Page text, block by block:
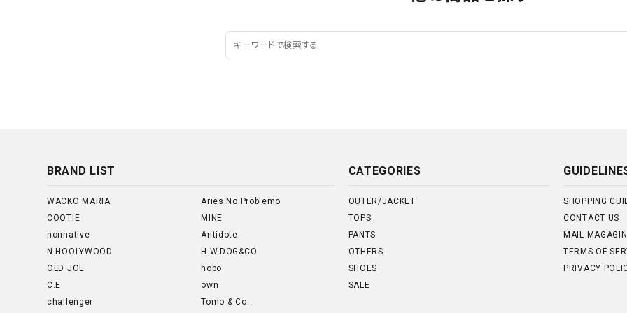
BRAND LIST
WACKO MARIA
COOTIE
nonnative
N.HOOLYWOOD
OLD JOE
C.E
challenger
Aries No Problemo
MINE
Antidote
H.W.DOG&CO
hobo
own
Tomo & Co.
CATEGORIES
OUTER/JACKET
TOPS
PANTS
OTHERS
SHOES
SALE
SHOPPING
CONTACT US
MAIL
TERMS OF
PRIVACY